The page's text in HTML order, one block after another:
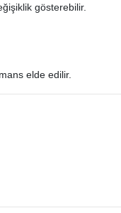
gösterebilir.
elde edilir.